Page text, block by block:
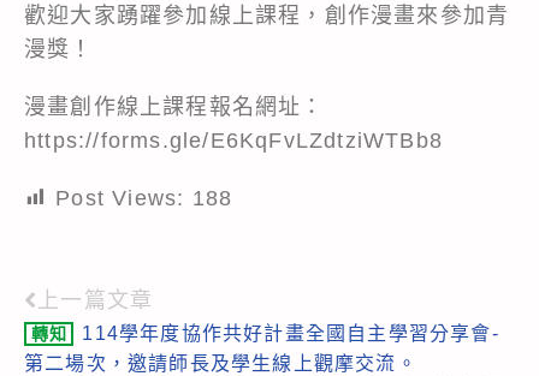
歡迎大家踴躍參加線上課程，創作漫畫來參加青
漫獎！
漫畫創作線上課程報名網址：
https://forms.gle/E6KqFvLZdtziWTBb8
Post Views: 188
Read
more
上一篇文章
轉知
114學年度協作共好計畫全國自主學習分享會-
第二場次，邀請師長及學生線上觀摩交流。